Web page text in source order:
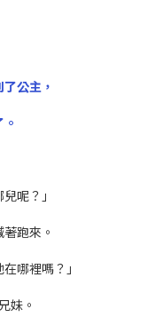
公主，
呢？」
跑來。
哪裡嗎？」
妹。